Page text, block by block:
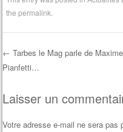
thepermalink
Post navigation
← Tarbes le Mag parle de Maxime
Pianfetti…
Laisser un
Votre adresse e-mail ne sera pas